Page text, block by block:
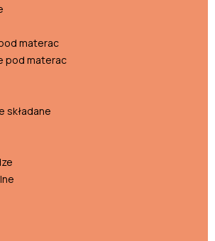
materac
pod materac
składane